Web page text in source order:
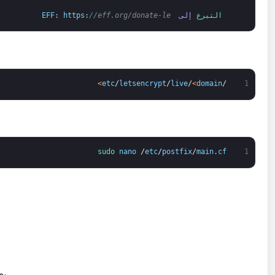
التبرع إلى EFF: https : //eff.org/donate-le
1
/
etc/letsencrypt/live/<domain
>
1
sudo nano /etc/postfix/main. cf